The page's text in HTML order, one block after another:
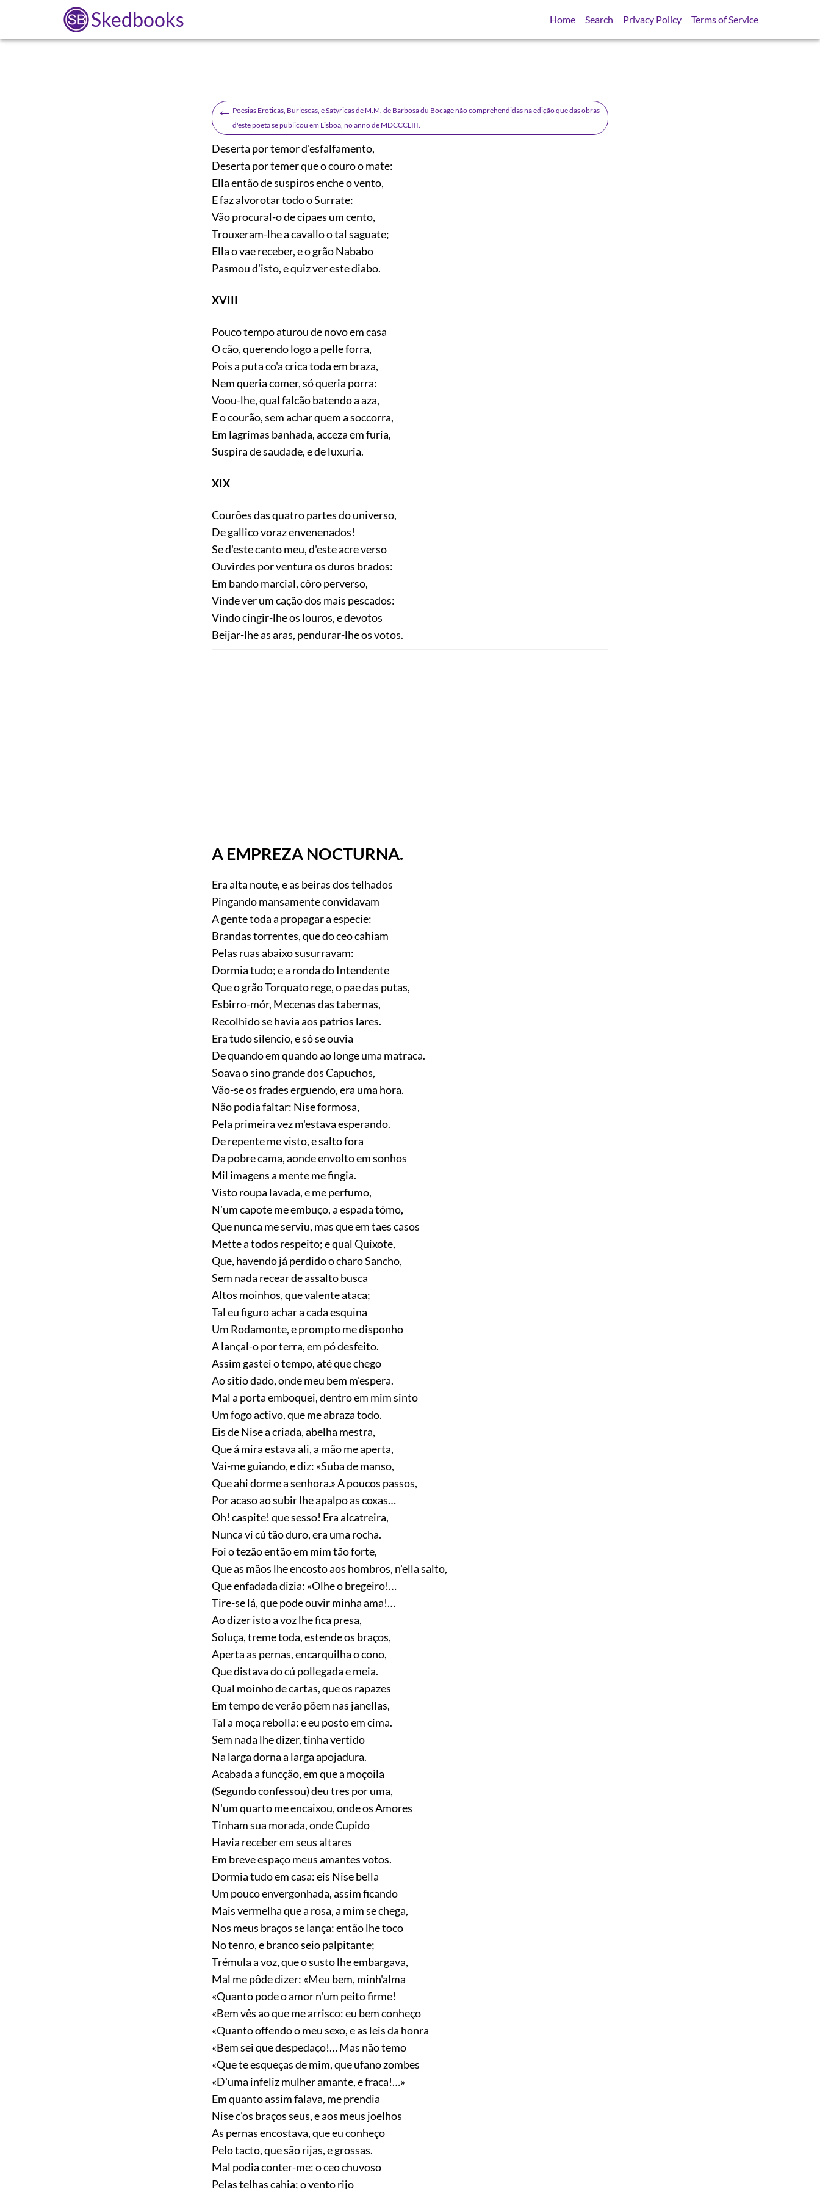
Skedbooks Home Search Privacy Policy Terms of Service
← Poesias Eroticas, Burlescas, e Satyricas de M.M. de Barbosa du Bocage não comprehendidas na edição que das obras
d'este poeta se publicou em Lisboa, no anno de MDCCCLIII.
Deserta por temor d'esfalfamento,
Deserta por temer que o couro o mate:
Ella então de suspiros enche o vento,
E faz alvorotar todo o Surrate:
Vão procural-o de cipaes um cento,
Trouxeram-lhe a cavallo o tal saguate;
Ella o vae receber, e o grão Nababo
Pasmou d'isto, e quiz ver este diabo.
XVIII
Pouco tempo aturou de novo em casa
O cão, querendo logo a pelle forra,
Pois a puta co'a crica toda em braza,
Nem queria comer, só queria porra:
Voou-lhe, qual falcão batendo a aza,
E o courão, sem achar quem a soccorra,
Em lagrimas banhada, acceza em furia,
Suspira de saudade, e de luxuria.
XIX
Courões das quatro partes do universo,
De gallico voraz envenenados!
Se d'este canto meu, d'este acre verso
Ouvirdes por ventura os duros brados:
Em bando marcial, côro perverso,
Vinde ver um cação dos mais pescados:
Vindo cingir-lhe os louros, e devotos
Beijar-lhe as aras, pendurar-lhe os votos.
A EMPREZA NOCTURNA.
Era alta noute, e as beiras dos telhados
Pingando mansamente convidavam
A gente toda a propagar a especie:
Brandas torrentes, que do ceo cahiam
Pelas ruas abaixo susurravam:
Dormia tudo; e a ronda do Intendente
Que o grão Torquato rege, o pae das putas,
Esbirro-mór, Mecenas das tabernas,
Recolhido se havia aos patrios lares.
Era tudo silencio, e só se ouvia
De quando em quando ao longe uma matraca.
Soava o sino grande dos Capuchos,
Vão-se os frades erguendo, era uma hora.
Não podia faltar: Nise formosa,
Pela primeira vez m'estava esperando.
De repente me visto, e salto fora
Da pobre cama, aonde envolto em sonhos
Mil imagens a mente me fingia.
Visto roupa lavada, e me perfumo,
N'um capote me embuço, a espada tómo,
Que nunca me serviu, mas que em taes casos
Mette a todos respeito; e qual Quixote,
Que, havendo já perdido o charo Sancho,
Sem nada recear de assalto busca
Altos moinhos, que valente ataca;
Tal eu figuro achar a cada esquina
Um Rodamonte, e prompto me disponho
A lançal-o por terra, em pó desfeito.
Assim gastei o tempo, até que chego
Ao sitio dado, onde meu bem m'espera.
Mal a porta emboquei, dentro em mim sinto
Um fogo activo, que me abraza todo.
Eis de Nise a criada, abelha mestra,
Que á mira estava ali, a mão me aperta,
Vai-me guiando, e diz: «Suba de manso,
Que ahi dorme a senhora.» A poucos passos,
Por acaso ao subir lhe apalpo as coxas…
Oh! caspite! que sesso! Era alcatreira,
Nunca vi cú tão duro, era uma rocha.
Foi o tezão então em mim tão forte,
Que as mãos lhe encosto aos hombros, n'ella salto,
Que enfadada dizia: «Olhe o bregeiro!…
Tire-se lá, que pode ouvir minha ama!…
Ao dizer isto a voz lhe fica presa,
Soluça, treme toda, estende os braços,
Aperta as pernas, encarquilha o cono,
Que distava do cú pollegada e meia.
Qual moinho de cartas, que os rapazes
Em tempo de verão põem nas janellas,
Tal a moça rebolla: e eu posto em cima.
Sem nada lhe dizer, tinha vertido
Na larga dorna a larga apojadura.
Acabada a funcção, em que a moçoila
(Segundo confessou) deu tres por uma,
N'um quarto me encaixou, onde os Amores
Tinham sua morada, onde Cupido
Havia receber em seus altares
Em breve espaço meus amantes votos.
Dormia tudo em casa: eis Nise bella
Um pouco envergonhada, assim ficando
Mais vermelha que a rosa, a mim se chega,
Nos meus braços se lança: então lhe toco
No tenro, e branco seio palpitante;
Trémula a voz, que o susto lhe embargava,
Mal me pôde dizer: «Meu bem, minh'alma
«Quanto pode o amor n'um peito firme!
«Bem vês ao que me arrisco: eu bem conheço
«Quanto offendo o meu sexo, e as leis da honra
«Bem sei que despedaço!… Mas não temo
«Que te esqueças de mim, que ufano zombes
«D'uma infeliz mulher amante, e fraca!…»
Em quanto assim falava, me prendia
Nise c'os braços seus, e aos meus joelhos
As pernas encostava, que eu conheço
Pelo tacto, que são rijas, e grossas.
Mal podia conter-me: o ceo chuvoso
Pelas telhas cahia; o vento rijo